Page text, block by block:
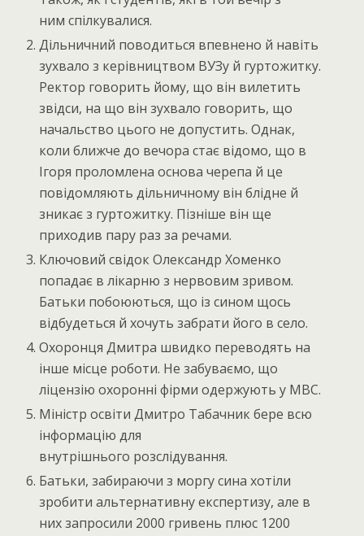
ним спілкувалися.
Дільничний поводиться впевнено й навіть
зухвало з керівництвом ВУЗу й гуртожитку.
Ректор говорить йому, що він вилетить
звідси, на що він зухвало говорить, що
начальство цього не допустить. Однак,
коли ближче до вечора стає відомо, що в
Ігоря проломлена основа черепа й це
повідомляють дільничному він блідне й
зникає з гуртожитку. Пізніше він ще
приходив пару раз за речами.
Ключовий свідок Олександр Хоменко
попадає в лікарню з нервовим зривом.
Батьки побоюються, що із сином щось
відбудеться й хочуть забрати його в село.
Охоронця Дмитра швидко переводять на
інше місце роботи. Не забуваємо, що
ліцензію охоронні фірми одержують у МВС.
Міністр освіти Дмитро Табачник бере всю
інформацію для
внутрішнього розслідування.
Батьки, забираючи з моргу сина хотіли
зробити альтернативну експертизу, але в
них запросили 2000 гривень плюс 1200